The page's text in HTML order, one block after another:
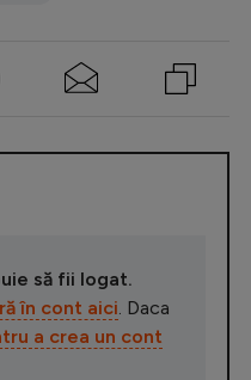
să fii logat.
în cont aici. Daca
a crea un cont